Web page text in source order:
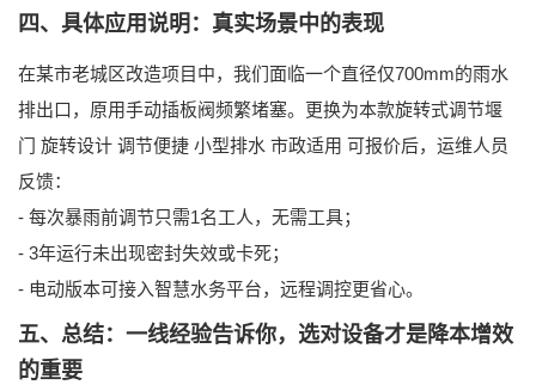
四、具体应用说明：真实场景中的表现
在某市老城区改造项目中，我们面临一个直径仅700mm的雨水
排出口，原用手动插板阀频繁堵塞。更换为本款旋转式调节堰
门 旋转设计 调节便捷 小型排水 市政适用 可报价后，运维人员
反馈：
- 每次暴雨前调节只需1名工人，无需工具；
- 3年运行未出现密封失效或卡死；
- 电动版本可接入智慧水务平台，远程调控更省心。
五、总结：一线经验告诉你，选对设备才是降本增效
的重要